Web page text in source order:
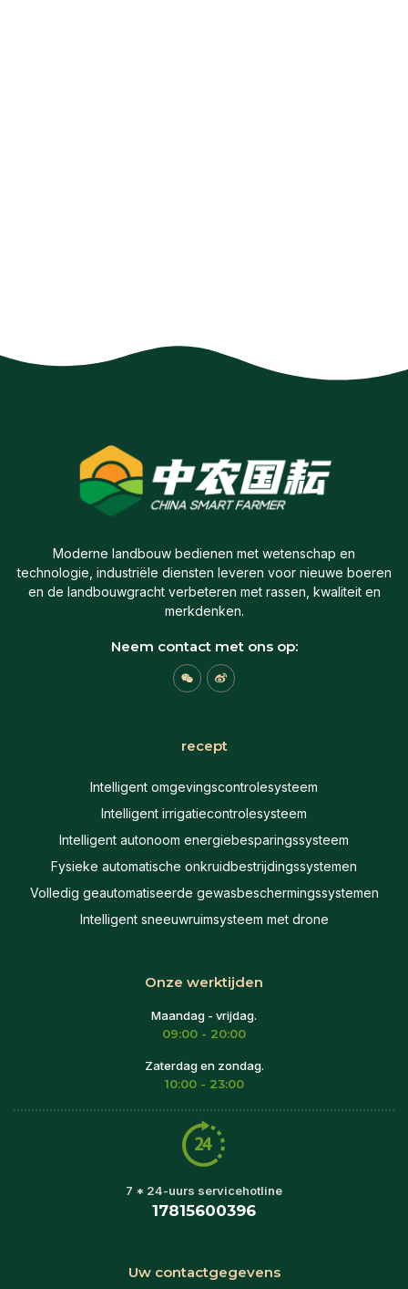
Moderne landbouw bedienen met wetenschap en
technologie, industriële diensten leveren voor nieuwe boeren
en de landbouwgracht verbeteren met rassen, kwaliteit en
merkdenken.
Neem contact met ons op:
W
e
W
e
recept
Intelligent omgevingscontrolesysteem
Intelligent irrigatiecontrolesysteem
Intelligent autonoom energiebesparingssysteem
Fysieke automatische onkruidbestrijdingssystemen
Volledig geautomatiseerde gewasbeschermingssystemen
Intelligent sneeuwruimsysteem met drone
Onze werktijden
Maandag - vrijdag.
09:00 - 20:00
Zaterdag en zondag.
10:00 - 23:00
7 * 24-uurs servicehotline
17815600396
Uw contactgegevens